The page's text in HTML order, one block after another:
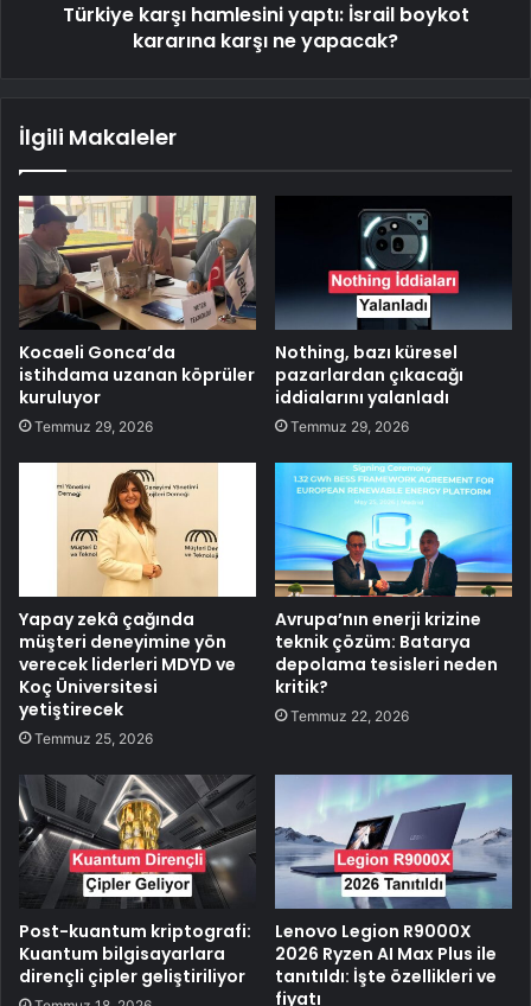
Türkiye karşı hamlesini yaptı: İsrail boykot
kararına karşı ne yapacak?
İlgili Makaleler
Kocaeli Gonca’da
istihdama uzanan köprüler
kuruluyor
Temmuz 29, 2026
Nothing, bazı küresel
pazarlardan çıkacağı
iddialarını yalanladı
Temmuz 29, 2026
Yapay zekâ çağında
müşteri deneyimine yön
verecek liderleri MDYD ve
Koç Üniversitesi
yetiştirecek
Temmuz 25, 2026
Avrupa’nın enerji krizine
teknik çözüm: Batarya
depolama tesisleri neden
kritik?
Temmuz 22, 2026
Post-kuantum kriptografi:
Kuantum bilgisayarlara
dirençli çipler geliştiriliyor
Lenovo Legion R9000X
2026 Ryzen AI Max Plus ile
tanıtıldı: İşte özellikleri ve
fiyatı